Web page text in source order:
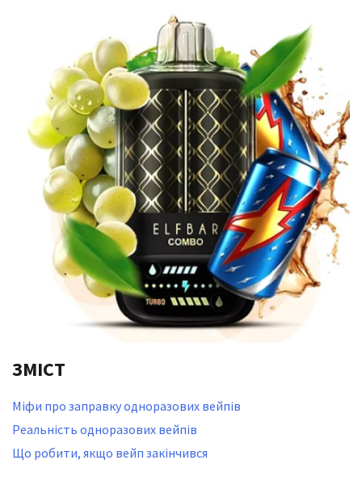
ЗМІСТ
Міфи про заправку одноразових вейпів
Реальність одноразових вейпів
Що робити, якщо вейп закінчився